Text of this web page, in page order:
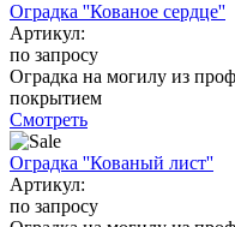
Оградка ''Кованое сердце''
Артикул:
по запросу
Оградка на могилу из
покрытием
Смотреть
Оградка ''Кованый лист''
Артикул:
по запросу